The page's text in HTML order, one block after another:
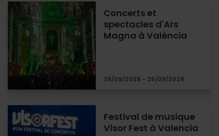
Concerts et
spectacles d'Ars
Magna à València
25/09/2026 - 25/09/2026
Festival de musique
Visor Fest à Valencia